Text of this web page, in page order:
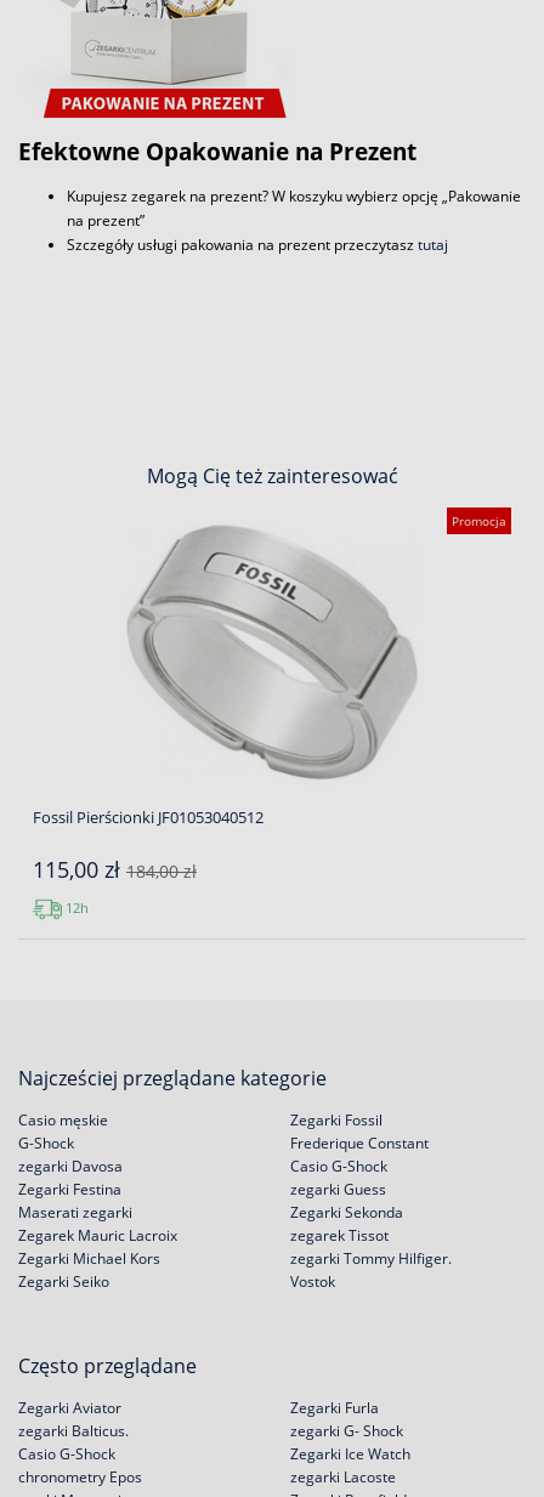
Efektowne Opakowanie na Prezent
Kupujesz zegarek na prezent? W koszyku wybierz opcję „Pakowanie
na prezent”
Szczegóły usługi pakowania na prezent przeczytasztutaj
Mogą Cię też zainteresować
Promocja
Fossil Pierścionki JF01053040512
115,00 zł 184,00 zł
12h
Najcześciej przeglądane kategorie
Casio męskie
G-Shock
zegarki Davosa
Zegarki Festina
Zegarki Fossil
Frederique Constant
Casio G-Shock
zegarki Guess
Maserati zegarki
Zegarek Mauric Lacroix
Zegarki Michael Kors
Zegarki Seiko
Zegarki Sekonda
zegarek Tissot
zegarki Tommy Hilfiger.
Vostok
Często przeglądane
Zegarki Aviator
zegarki Balticus.
Casio G-Shock
chronometry Epos
Zegarki Furla
zegarki G- Shock
Zegarki Ice Watch
zegarki Lacoste